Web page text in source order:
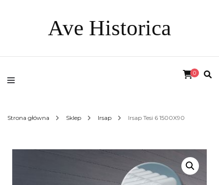
Ave Historica
0
Strona główna Sklep Irsap Irsap Tesi 6 1500X90